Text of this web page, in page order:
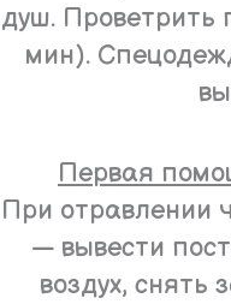
душ. Проветрить
мин).
Первая
При отравлении
— вывести
воздух, снять